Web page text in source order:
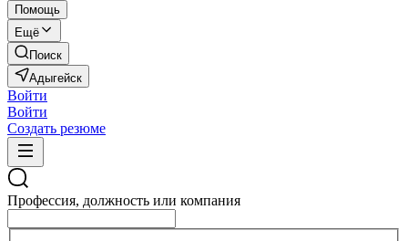
Помощь
Ещё
Поиск
Адыгейск
Войти
Войти
Создать резюме
Профессия, должность или компания